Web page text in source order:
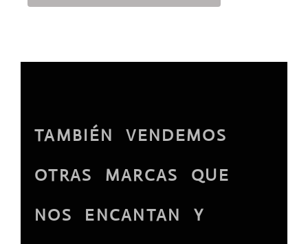
TAMBIÉN VENDEMOS
OTRAS MARCAS QUE
NOS ENCANTAN Y